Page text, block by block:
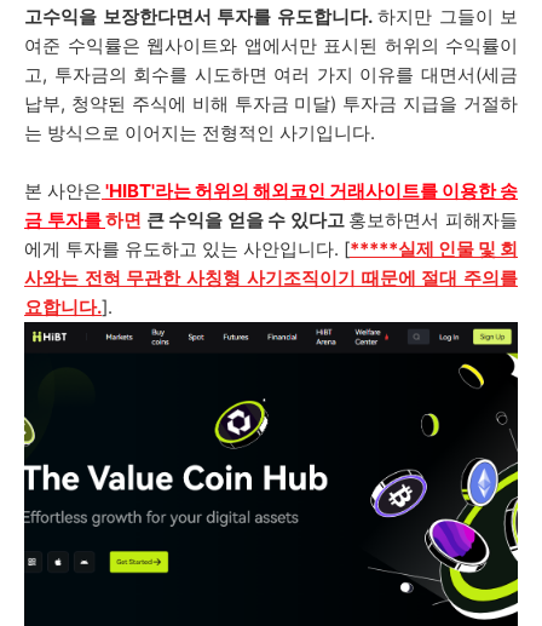
고수익을 보장한다면서 투자를 유도합니다. 하지만 그들이 보
여준 수익률은 웹사이트와 앱에서만 표시된 허위의 수익률이
고, 투자금의 회수를 시도하면 여러 가지 이유를 대면서(세금
납부, 청약된 주식에 비해 투자금 미달) 투자금 지급을 거절하
는 방식으로 이어지는 전형적인 사기입니다.
본 사안은 'HIBT'라는 허위의 해외코인 거래사이트를 이용한 송
금 투자를하면 큰 수익을 얻을 수 있다고 홍보하면서 피해자들
에게 투자를 유도하고 있는 사안입니다. [*****실제 인물 및 회
사와는 전혀 무관한 사칭형 사기조직이기 때문에 절대 주의를
요합니다.].